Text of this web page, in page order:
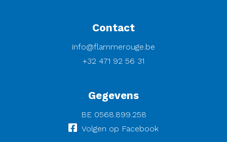
Contact
info@flammerouge.be
+32 471 92 56 31
Gegevens
BE 0568.899.258
Volgen op Facebook